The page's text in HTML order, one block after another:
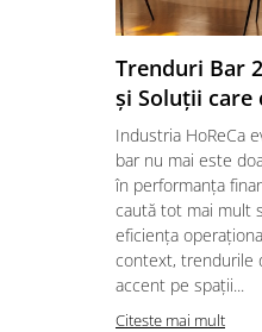
Trenduri Bar
și Soluții care
Industria HoReCa
bar nu mai este
în performanța
caută tot mai mult
eficiența
context, trendurile
accent pe spații...
Citeste mai mult